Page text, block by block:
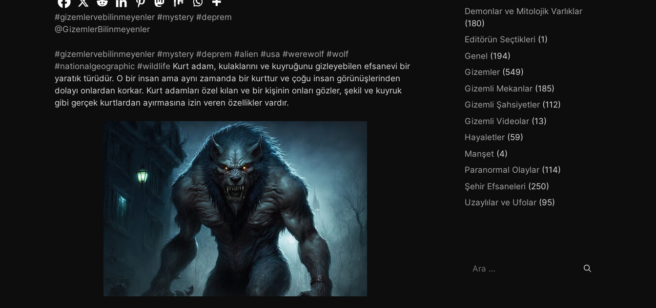
#gizemlervebilinmeyenler #mystery #deprem
@GizemlerBilinmeyenler
#gizemlervebilinmeyenler #mystery #deprem #alien #usa #werewolf #wolf
#nationalgeographic #wildlife Kurt adam, kulaklarını ve kuyruğunu gizleyebilen efsanevi bir
yaratık türüdür. O bir insan ama aynı zamanda bir kurttur ve çoğu insan görünüşlerinden
dolayı onlardan korkar. Kurt adamları özel kılan ve bir kişinin onları gözler, şekil ve kuyruk
gibi gerçek kurtlardan ayırmasına izin veren özellikler vardır.
Demonlar ve Mitolojik Varlıklar
(180)
Editörün Seçtikleri (1)
Genel (194)
Gizemler (549)
Gizemli Mekanlar (185)
Gizemli Şahsiyetler (112)
Gizemli Videolar (13)
Hayaletler (59)
Manşet (4)
Paranormal Olaylar (114)
Şehir Efsaneleri (250)
Uzaylılar ve Ufolar (95)
için